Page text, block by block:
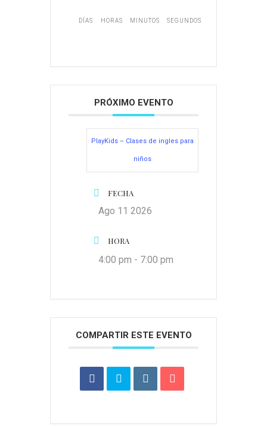
DÍAS HORAS MINUTOS SEGUNDOS
PRÓXIMO EVENTO
PlayKids – Clases de ingles para
niños
FECHA
Ago 11 2026
HORA
4:00 pm - 7:00 pm
COMPARTIR ESTE EVENTO